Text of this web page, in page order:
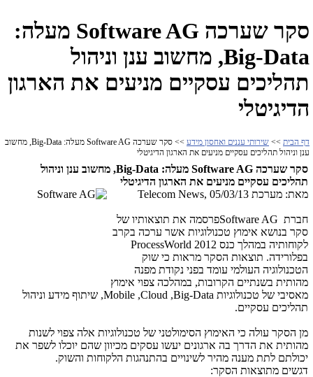
סקר שערכה Software AG מעלה:
Big-Data, מחשוב ענן וניהול
תהליכים עסקיים מניעים את הארגון
הדיגיטלי
דף הבית >> שירותי עננים ואחסון מידע
>> סקר שערכה Software AG מעלה: Big-Data, מחשוב
ענן וניהול תהליכים עסקיים מניעים את הארגון הדיגיטלי
סקר שערכה Software AG מעלה: Big-Data, מחשוב ענן וניהול
תהליכים עסקיים מניעים את הארגון הדיגיטלי
מאת: מערכת Telecom News, 05/03/13
חברת Software AGפרסמה את תוצאותיו של
סקר בנושא אימוץ טכנולוגיות אשר ערכה בקרב
לקוחותיה במהלך כנס ProcessWorld 2012
בפלורידה. תוצאות הסקר מראות כי שוק
הטכנולוגיה העולמי עומד בפני נקודת מפנה
מהותית בשנתיים הקרובות, במהלכה צפוי אימוץ
מאסיבי של טכנולוגיות Big-Data
,
Cloud
,
Mobile, שיתוף מידע וניהול
תהליכים עסקיים.
מן הסקר עולה כי האימוץ הסימולטני של טכנולוגיות אלה צפוי לשנות
מהותית את הדרך בה ארגונים יעשו עסקים מכיוון שהם יוכלו לשפר את
יכולתם לתת מענה מהיר לשינויים בהתנהגות הלקוחות והשוק.
דגשים מתוצאות הסקר: